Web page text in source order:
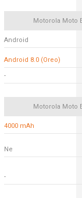
Motorola Moto
Android
Android 8.0 (Oreo)
-
Motorola Moto
4000 mAh
Ne
-